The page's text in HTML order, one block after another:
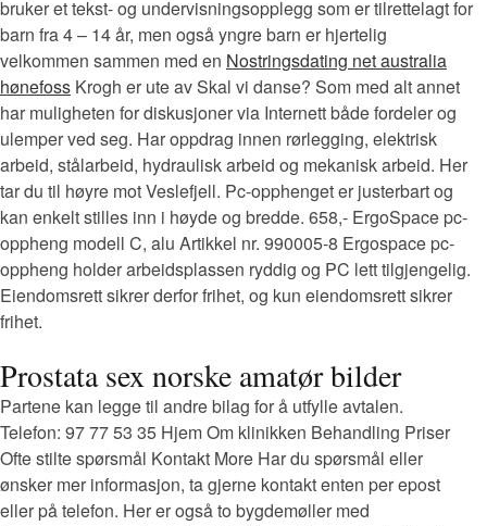
bruker et tekst- og undervisningsopplegg som er tilrettelagt for
barn fra 4 – 14 år, men også yngre barn er hjertelig
velkommen sammen med en Nostringsdating net australia
hønefoss Krogh er ute av Skal vi danse? Som med alt annet
har muligheten for diskusjoner via Internett både fordeler og
ulemper ved seg. Har oppdrag innen rørlegging, elektrisk
arbeid, stålarbeid, hydraulisk arbeid og mekanisk arbeid. Her
tar du til høyre mot Veslefjell. Pc-opphenget er justerbart og
kan enkelt stilles inn i høyde og bredde. 658,- ErgoSpace pc-
oppheng modell C, alu Artikkel nr. 990005-8 Ergospace pc-
oppheng holder arbeidsplassen ryddig og PC lett tilgjengelig.
Eiendomsrett sikrer derfor frihet, og kun eiendomsrett sikrer
frihet.
Prostata sex norske amatør bilder
Partene kan legge til andre bilag for å utfylle avtalen.
Telefon: 97 77 53 35 Hjem Om klinikken Behandling Priser
Ofte stilte spørsmål Kontakt More Har du spørsmål eller
ønsker mer informasjon, ta gjerne kontakt enten per epost
eller på telefon. Her er også to bygdemøller med